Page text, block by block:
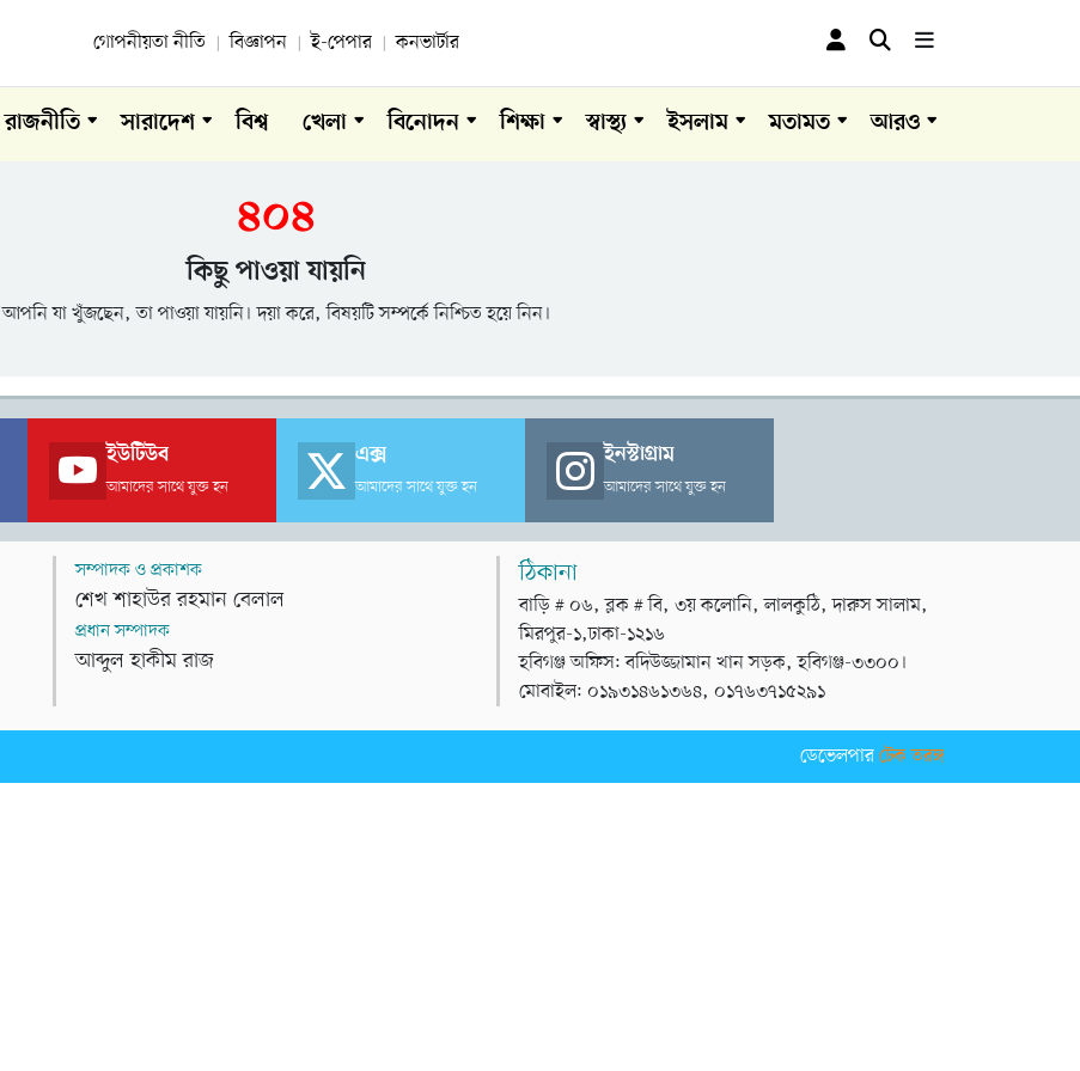
গোপনীয়তা নীতি বিজ্ঞাপন ই-পেপার কনভার্টার
রাজনীতি সারাদেশ বিশ্ব খেলা বিনোদন শিক্ষা স্বাস্থ্য ইসলাম মতামত আরও
৪০৪
কিছু পাওয়া যায়নি
আপনি যা খুঁজছেন, তা পাওয়া যায়নি। দয়া করে, বিষয়টি সম্পর্কে নিশ্চিত হয়ে নিন।
ইউটিউব
আমাদের সাথে যুক্ত হন
এক্স
আমাদের সাথে যুক্ত হন
ইনস্টাগ্রাম
আমাদের সাথে যুক্ত হন
সম্পাদক ও প্রকাশক
শেখ শাহাউর রহমান বেলাল
প্রধান সম্পাদক
আব্দুল হাকীম রাজ
ঠিকানা
বাড়ি # ০৬, ব্লক # বি, ৩য় কলোনি, লালকুঠি, দারুস সালাম,
মিরপুর-১,ঢাকা-১২১৬
হবিগঞ্জ অফিস: বদিউজ্জামান খান সড়ক, হবিগঞ্জ-৩৩০০।
মোবাইল: ০১৯৩১৪৬১৩৬৪, ০১৭৬৩৭১৫২৯১
ডেভেলপারটেক তরঙ্গ